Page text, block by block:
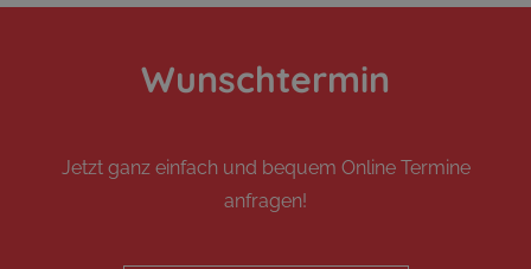
Wunschtermin
Jetzt ganz einfach und bequem Online Termine
anfragen!